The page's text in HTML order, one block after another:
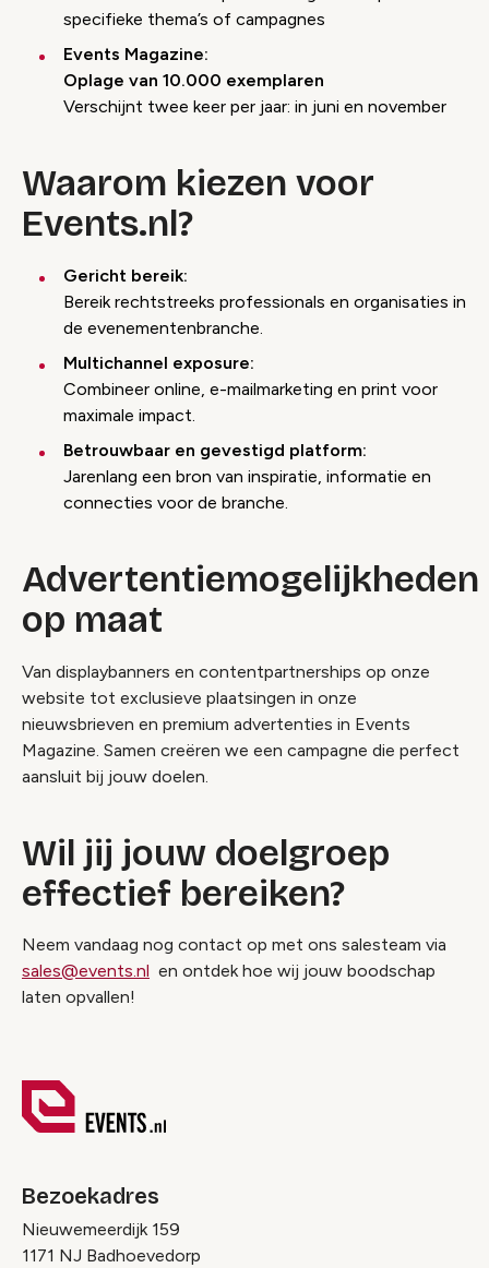
specifieke thema’s of campagnes
Events Magazine:
Oplage van 10.000 exemplaren
Verschijnt twee keer per jaar: in juni en november
Waarom kiezen voor
Events.nl?
Gericht bereik:
Bereik rechtstreeks professionals en organisaties in
de evenementenbranche.
Multichannel exposure:
Combineer online, e-mailmarketing en print voor
maximale impact.
Betrouwbaar en gevestigd platform:
Jarenlang een bron van inspiratie, informatie en
connecties voor de branche.
Advertentiemogelijkheden
op maat
Van displaybanners en contentpartnerships op onze
website tot exclusieve plaatsingen in onze
nieuwsbrieven en premium advertenties in Events
Magazine. Samen creëren we een campagne die perfect
aansluit bij jouw doelen.
Wil jij jouw doelgroep
effectief bereiken?
Neem vandaag nog contact op met ons salesteam via
sales@events.nl en ontdek hoe wij jouw boodschap
laten opvallen!
Bezoekadres
Nieuwemeerdijk 159
1171 NJ Badhoevedorp